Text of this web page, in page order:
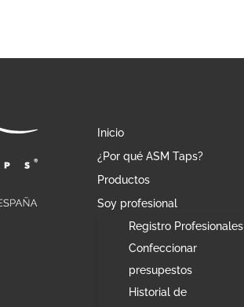
Inicio
¿Por qué ASM Taps?
Productos
Soy profesional
Registro Profesionales
Confeccionar
presupestos
Historial de